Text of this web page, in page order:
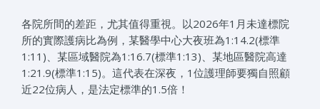
各院所間的差距，尤其值得重視。以2026年1月未達標院
所的實際護病比為例，某醫學中心大夜班為1:14.2(標準
1:11)、某區域醫院為1:16.7(標準1:13)、某地區醫院高達
1:21.9(標準1:15)。這代表在深夜，1位護理師要獨自照顧
近22位病人，是法定標準的1.5倍！